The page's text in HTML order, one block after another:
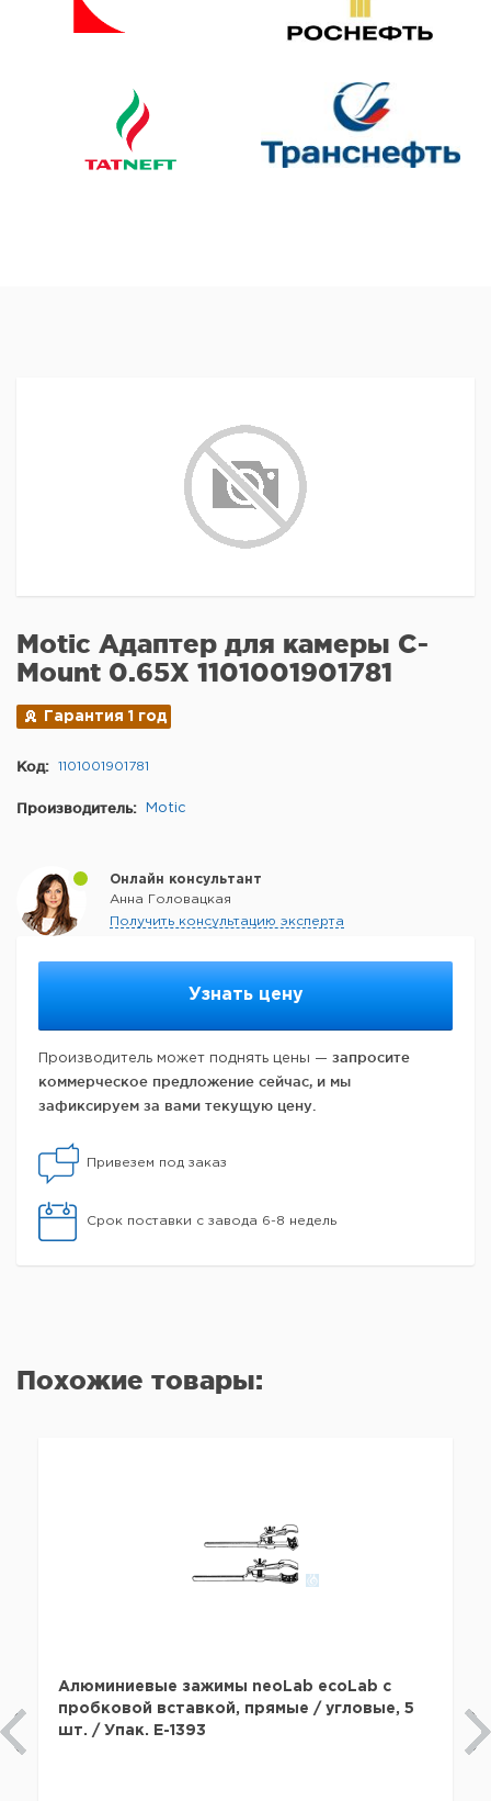
Узнать цену
Производитель может поднять цены — запросите
коммерческое предложение сейчас, и мы
зафиксируем за вами текущую цену.
Привезем под заказ
Срок поставки с завода 6-8 недель
Motic Адаптер для камеры C-
Mount 0.65X 1101001901781
Гарантия 1 год
Код: 1101001901781
Производитель: Motic
Онлайн консультант
Анна Головацкая
Получить консультацию эксперта
Похожие товары:
Алюминиевые зажимы neoLab ecoLab с
пробковой вставкой, прямые / угловые, 5
шт. / Упак. E-1393